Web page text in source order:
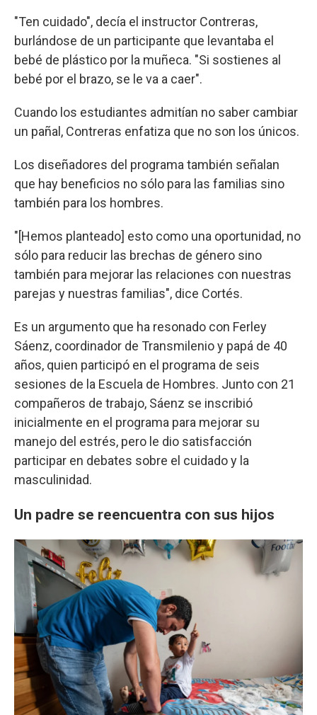
"Ten cuidado", decía el instructor Contreras,
burlándose de un participante que levantaba el
bebé de plástico por la muñeca. "Si sostienes al
bebé por el brazo, se le va a caer".
Cuando los estudiantes admitían no saber cambiar
un pañal, Contreras enfatiza que no son los únicos.
Los diseñadores del programa también señalan
que hay beneficios no sólo para las familias sino
también para los hombres.
"[Hemos planteado] esto como una oportunidad, no
sólo para reducir las brechas de género sino
también para mejorar las relaciones con nuestras
parejas y nuestras familias", dice Cortés.
Es un argumento que ha resonado con Ferley
Sáenz, coordinador de Transmilenio y papá de 40
años, quien participó en el programa de seis
sesiones de la Escuela de Hombres. Junto con 21
compañeros de trabajo, Sáenz se inscribió
inicialmente en el programa para mejorar su
manejo del estrés, pero le dio satisfacción
participar en debates sobre el cuidado y la
masculinidad.
Un padre se reencuentra con sus hijos